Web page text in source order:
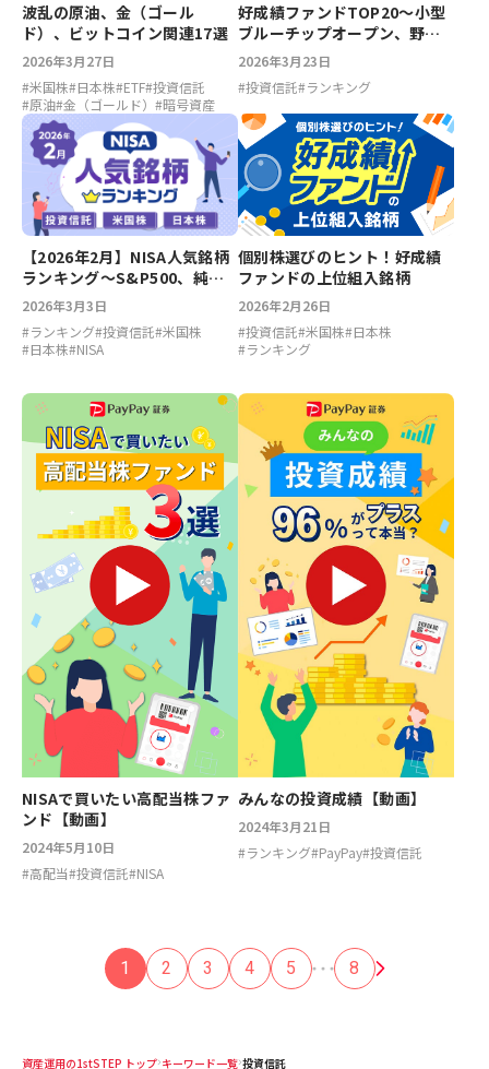
波乱の原油、金（ゴール
ド）、ビットコイン関連17選
2026年3月27日
#米国株#日本株#ETF#投資信託
#原油#金（ゴールド） #暗号資産
好成績ファンドTOP20～小型
ブルーチップオープン、野村
国内株式アクティブオープン
【2026年3月】
2026年3月23日
#投資信託#ランキング
【2026年2月】NISA人気銘柄
ランキング～S&P500、純金
ファンド、エヌビディア、任
天堂
2026年3月3日
#ランキング#投資信託#米国株
#日本株#NISA
個別株選びのヒント！好成績
ファンドの上位組入銘柄
2026年2月26日
#投資信託#米国株#日本株
#ランキング
NISAで買いたい高配当株ファ
ンド【動画】
2024年5月10日
#高配当#投資信託#NISA
みんなの投資成績【動画】
2024年3月21日
#ランキング#PayPay#投資信託
1 2 3 4 5 8
資産運用の1stSTEP トップ キーワード一覧 投資信託